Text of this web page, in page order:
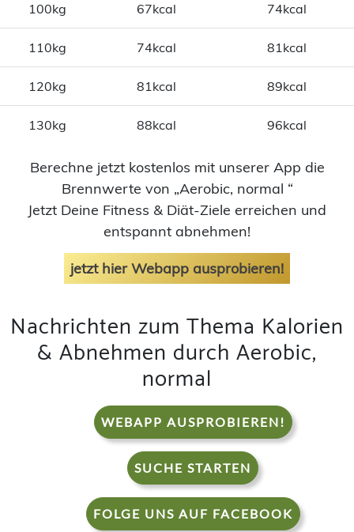
100kg 67kcal 74kcal
110kg 74kcal 81kcal
120kg 81kcal 89kcal
130kg 88kcal 96kcal
Berechne jetzt kostenlos mit unserer App die
Brennwerte von „Aerobic, normal “
Jetzt Deine Fitness & Diät-Ziele erreichen und
entspannt abnehmen!
jetzt hier Webapp ausprobieren!
Nachrichten zum Thema Kalorien
& Abnehmen durch Aerobic,
normal
WEBAPP AUSPROBIEREN!
SUCHE STARTEN
FOLGE UNS AUF FACEBOOK